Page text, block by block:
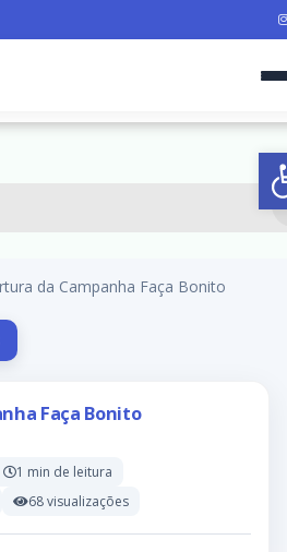
da Campanha Faça Bonito
Faça Bonito
1 min de leitura
68 visualizações